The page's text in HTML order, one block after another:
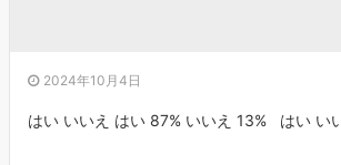
2024年10月4日
はい いいえ はい 87% いいえ 13% はい い